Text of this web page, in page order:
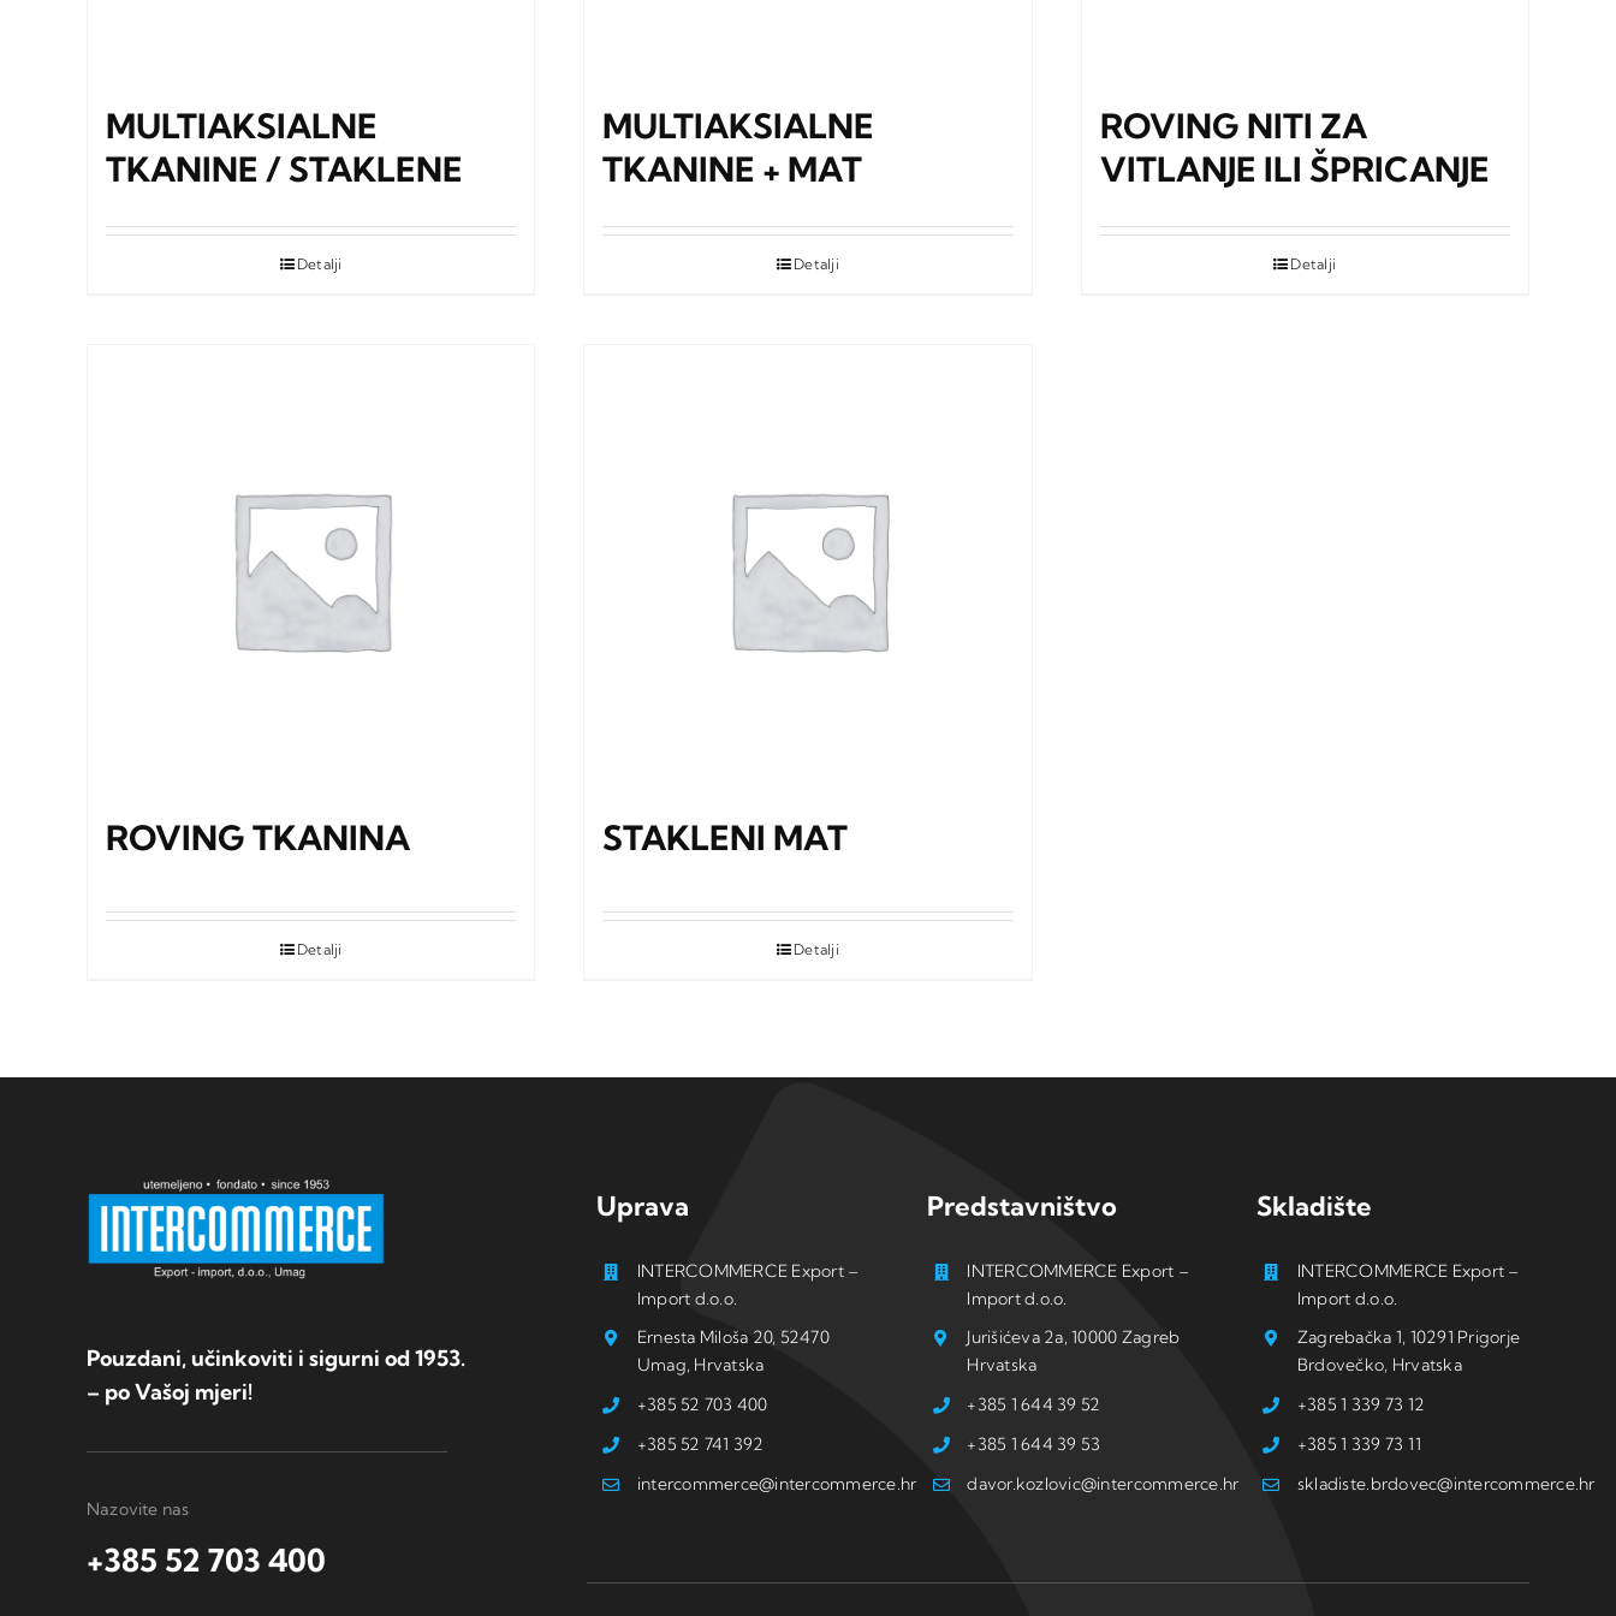
MULTIAKSIALNE
TKANINE / STAKLENE
Detalji
MULTIAKSIALNE
TKANINE + MAT
Detalji
ROVING NITI ZA
VITLANJE ILI ŠPRICANJE
Detalji
ROVING TKANINA
Detalji
STAKLENI MAT
Detalji
Pouzdani, učinkoviti i sigurni od 1953.
– po Vašoj mjeri!
Nazovite nas
+385 52 703 400
Uprava
INTERCOMMERCE Export –
Import d.o.o.
Ernesta Miloša 20, 52470
Umag, Hrvatska
+385 52 703 400
+385 52 741 392
intercommerce@intercommerce.hr
Predstavništvo
INTERCOMMERCE Export –
Import d.o.o.
Jurišićeva 2a, 10000 Zagreb
Hrvatska
+385 1 644 39 52
+385 1 644 39 53
davor.kozlovic@intercommerce.hr
Skladište
INTERCOMMERCE Export –
Import d.o.o.
Zagrebačka 1, 10291 Prigorje
Brdovečko, Hrvatska
+385 1 339 73 12
+385 1 339 73 11
skladiste.brdovec@intercommerce.hr